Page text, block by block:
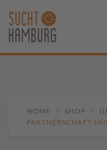
HOME SHOP
PARTNERSCHAFT